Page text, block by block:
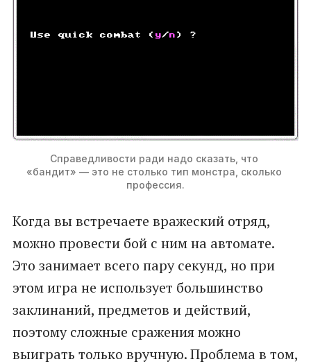
Справедливости ради надо сказать, что
«бандит» — это не столько тип монстра, сколько
профессия.
Когда вы встречаете вражеский отряд,
можно провести бой с ним на автомате.
Это занимает всего пару секунд, но при
этом игра не использует большинство
заклинаний, предметов и действий,
поэтому сложные сражения можно
выиграть только вручную. Проблема в том,